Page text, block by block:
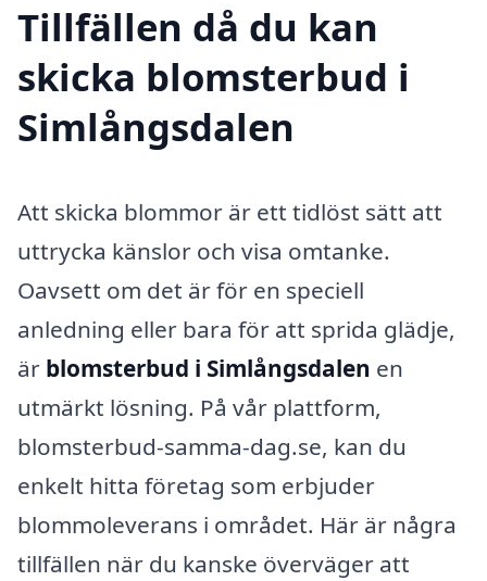
Tillfällen då du kan
skicka blomsterbud i
Simlångsdalen
Att skicka blommor är ett tidlöst sätt att
uttrycka känslor och visa omtanke.
Oavsett om det är för en speciell
anledning eller bara för att sprida glädje,
är blomsterbud i Simlångsdalen en
utmärkt lösning. På vår plattform,
blomsterbud-samma-dag.se, kan du
enkelt hitta företag som erbjuder
blommoleverans i området. Här är några
tillfällen när du kanske överväger att